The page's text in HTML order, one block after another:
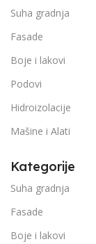
Suha gradnja
Fasade
Boje i lakovi
Podovi
Hidroizolacije
Mašine i Alati
Kategorije
Suha gradnja
Fasade
Boje i lakovi